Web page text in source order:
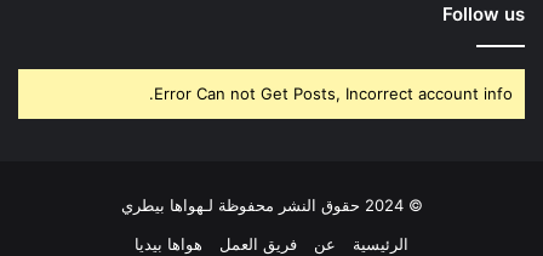
Follow us
Error Can not Get Posts, Incorrect account info.
© 2024 حقوق النشر محفوظة لـهواها بيطري
الرئيسية
عن فريق العمل هواها بيديا